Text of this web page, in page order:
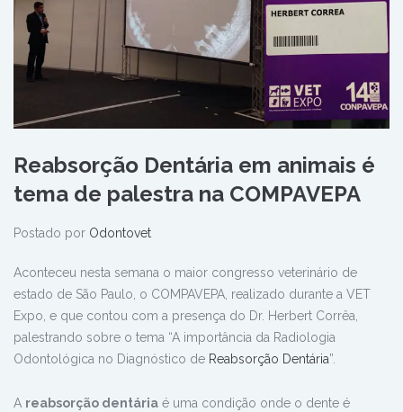
Reabsorção Dentária em animais é
tema de palestra na COMPAVEPA
Postado por Odontovet
Aconteceu nesta semana o maior congresso veterinário de
estado de São Paulo, o COMPAVEPA, realizado durante a VET
Expo, e que contou com a presença do Dr. Herbert Corrêa,
palestrando sobre o tema “A importância da Radiologia
Odontológica no Diagnóstico de Reabsorção Dentária”.
A reabsorção dentária é uma condição onde o dente é